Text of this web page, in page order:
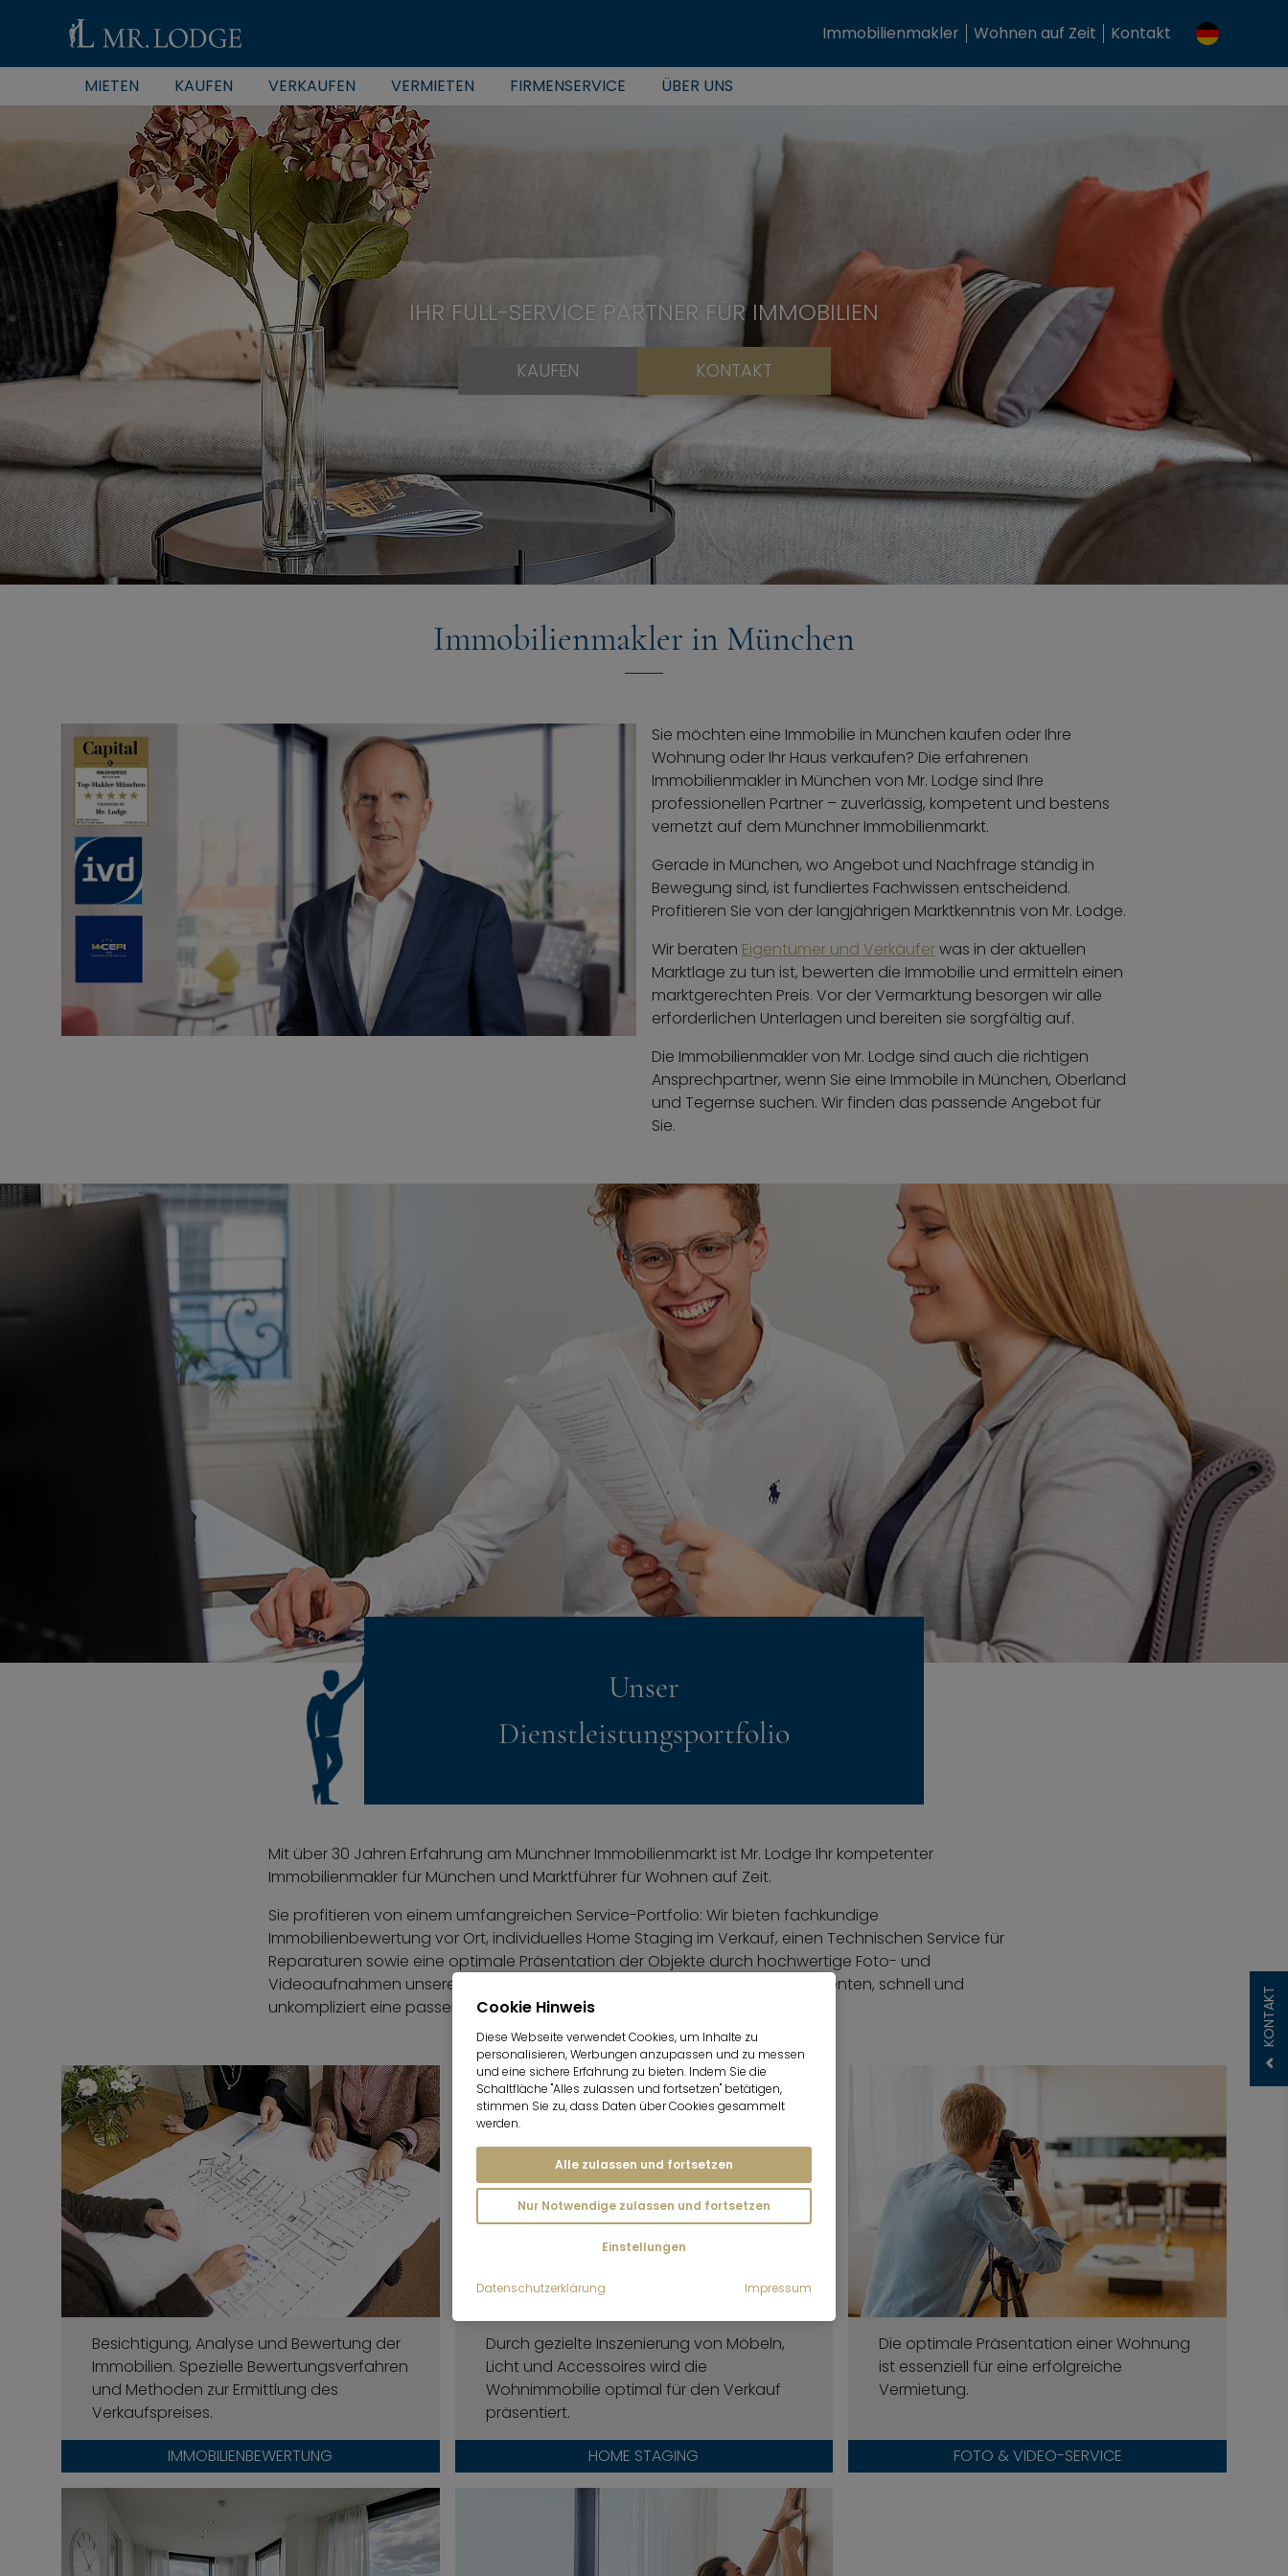
Immobilienmakler Wohnen auf Zeit Kontakt
MIETEN KAUFEN VERKAUFEN VERMIETEN FIRMENSERVICE ÜBER UNS
IHR FULL-SERVICE PARTNER FÜR IMMOBILIEN
KAUFEN KONTAKT
Immobilienmakler in München
Sie möchten eine Immobilie in München kaufen oder Ihre
Wohnung oder Ihr Haus verkaufen? Die erfahrenen
Immobilienmakler in München von Mr. Lodge sind Ihre
professionellen Partner – zuverlässig, kompetent und bestens
vernetzt auf dem Münchner Immobilienmarkt.
Gerade in München, wo Angebot und Nachfrage ständig in
Bewegung sind, ist fundiertes Fachwissen entscheidend.
Profitieren Sie von der langjährigen Marktkenntnis von Mr. Lodge.
Wir beraten Eigentümer und Verkäuferwas in der aktuellen
Marktlage zu tun ist, bewerten die Immobilie und ermitteln einen
marktgerechten Preis. Vor der Vermarktung besorgen wir alle
erforderlichen Unterlagen und bereiten sie sorgfältig auf.
Die Immobilienmakler von Mr. Lodge sind auch die richtigen
Ansprechpartner, wenn Sie eine Immobile in München, Oberland
und Tegernse suchen. Wir finden das passende Angebot für
Sie.
Unser
Dienstleistungsportfolio
Mit über 30 Jahren Erfahrung am Münchner Immobilienmarkt ist Mr. Lodge Ihr kompetenter
Immobilienmakler für München und Marktführer für Wohnen auf Zeit.
Sie profitieren von einem umfangreichen Service-Portfolio: Wir bieten fachkundige
Immobilienbewertung vor Ort, individuelles Home Staging im Verkauf, einen Technischen Service für
Reparaturen sowie eine optimale Präsentation der Objekte durch hochwertige Foto- und
Videoaufnahmen unserer Fotografen. Ein 20-sprachiges Team hilft Interessenten, schnell und
unkompliziert eine passende Immobilie zu finden.
Besichtigung, Analyse und Bewertung der
Immobilien. Spezielle Bewertungsverfahren
und Methoden zur Ermittlung des
Verkaufspreises.
IMMOBILIENBEWERTUNG
Durch gezielte Inszenierung von Möbeln,
Licht und Accessoires wird die
Wohnimmobilie optimal für den Verkauf
präsentiert.
HOME STAGING
Die optimale Präsentation einer Wohnung
ist essenziell für eine erfolgreiche
Vermietung.
FOTO & VIDEO-SERVICE
KONTAKT
Cookie Hinweis
Diese Webseite verwendet Cookies, um Inhalte zu
personalisieren, Werbungen anzupassen und zu messen
und eine sichere Erfahrung zu bieten. Indem Sie die
Schaltfläche "Alles zulassen und fortsetzen" betätigen,
stimmen Sie zu, dass Daten über Cookies gesammelt
werden.
Alle zulassen und fortsetzen
Nur Notwendige zulassen und fortsetzen
Einstellungen
Datenschutzerklärung Impressum